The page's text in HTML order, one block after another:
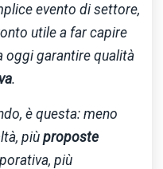
evento di settore,
utile a far capire
oggi garantire qualità
.
è questa: meno
più proposte
più